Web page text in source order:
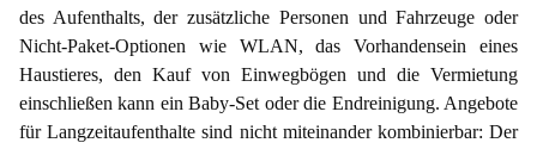
des Aufenthalts, der zusätzliche Personen und Fahrzeuge oder
Nicht-Paket-Optionen wie WLAN, das Vorhandensein eines
Haustieres, den Kauf von Einwegbögen und die Vermietung
einschließen kann ein Baby-Set oder die Endreinigung. Angebote
für Langzeitaufenthalte sind nicht miteinander kombinierbar: Der